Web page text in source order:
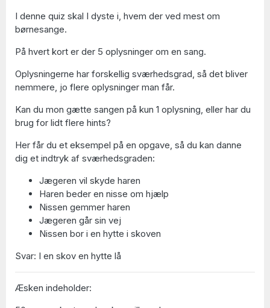
I denne quiz skal I dyste i, hvem der ved mest om
børnesange.
På hvert kort er der 5 oplysninger om en sang.
Oplysningerne har forskellig sværhedsgrad, så det bliver
nemmere, jo flere oplysninger man får.
Kan du mon gætte sangen på kun 1 oplysning, eller har du
brug for lidt flere hints?
Her får du et eksempel på en opgave, så du kan danne
dig et indtryk af sværhedsgraden:
Jægeren vil skyde haren
Haren beder en nisse om hjælp
Nissen gemmer haren
Jægeren går sin vej
Nissen bor i en hytte i skoven
Svar: I en skov en hytte lå
Æsken indeholder: